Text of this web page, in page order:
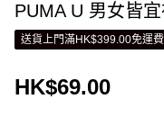
PUMA U 男女皆
送貨上門滿HK$399.00免運費
HK$69.00